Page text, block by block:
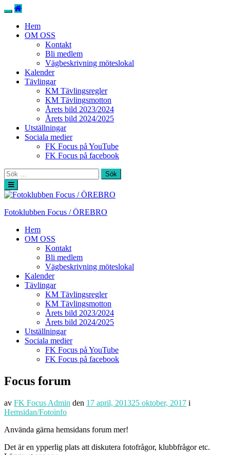
Hem
OM OSS
Kontakt
Bli medlem
Vägbeskrivning möteslokal
Kalender
Tävlingar
KM Tävlingsregler
KM Tävlingsmotton
Årets bild 2023/2024
Årets bild 2024/2025
Utställningar
Sociala medier
FK Focus på YouTube
FK Focus på facebook
Sök
efter:
Hoppa
till
Fotoklubben Focus / ÖREBRO
Hem
OM OSS
Kontakt
Bli medlem
Vägbeskrivning möteslokal
Kalender
Tävlingar
KM Tävlingsregler
KM Tävlingsmotton
Årets bild 2023/2024
Årets bild 2024/2025
Utställningar
Sociala medier
FK Focus på YouTube
FK Focus på facebook
Focus forum
av FK Focus Admin den 17 april, 201325 oktober, 2017 i
Hemsidan/Fotoinfo
Använda gärna hemsidans forum mer!
Det är en ypperlig plats att diskutera fotofrågor, klubbfrågor etc.